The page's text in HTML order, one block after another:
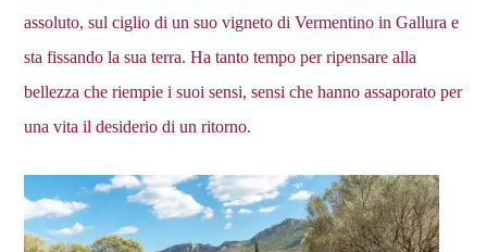
assoluto, sul ciglio di un suo vigneto di Vermentino in Gallura e
sta fissando la sua terra. Ha tanto tempo per ripensare alla
bellezza che riempie i suoi sensi, sensi che hanno assaporato per
una vita il desiderio di un ritorno.